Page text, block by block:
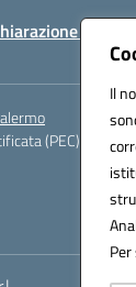
Il
di
(PEC):